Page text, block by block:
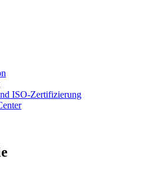
ISO-Zertifizierung